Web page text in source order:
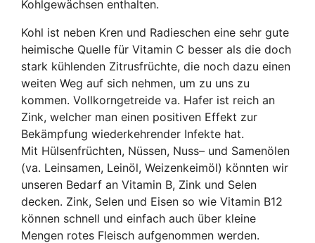
Kohlgewächsen enthalten.
Kohl ist neben Kren und Radieschen eine sehr gute
heimische Quelle für Vitamin C besser als die doch
stark kühlenden Zitrusfrüchte, die noch dazu einen
weiten Weg auf sich nehmen, um zu uns zu
kommen. Vollkorngetreide va. Hafer ist reich an
Zink, welcher man einen positiven Effekt zur
Bekämpfung wiederkehrender Infekte hat.
Mit Hülsenfrüchten, Nüssen, Nuss– und Samenölen
(va. Leinsamen, Leinöl, Weizenkeimöl) könnten wir
unseren Bedarf an Vitamin B, Zink und Selen
decken. Zink, Selen und Eisen so wie Vitamin B12
können schnell und einfach auch über kleine
Mengen rotes Fleisch aufgenommen werden.